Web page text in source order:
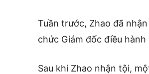
Tuần trước, Zhao đã
chức Giám đốc điều
Sau khi Zhao nhận tội,